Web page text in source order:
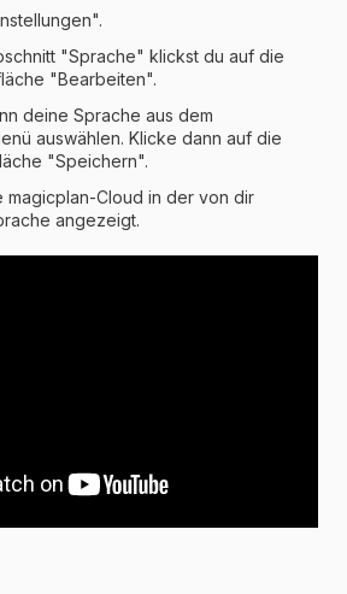
"Sprache" klickst du auf die
"Bearbeiten".
deine Sprache aus dem
auswählen. Klicke dann auf die
"Speichern".
magicplan-Cloud in der von dir
angezeigt.